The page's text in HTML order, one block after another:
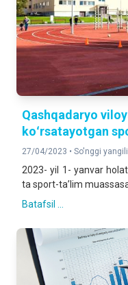
Qashqadaryo
koʻrsatayotgan
27/04/2023 • So'nggi
2023- yil 1- yanvar
ta sport-taʼlim
Batafsil ...